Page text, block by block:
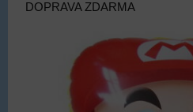
DOPRAVA ZDARMA